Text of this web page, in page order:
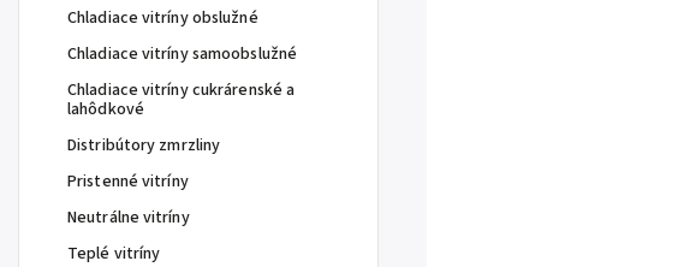
Chladiace vitríny obslužné
Chladiace vitríny samoobslužné
Chladiace vitríny cukrárenské a
lahôdkové
Distribútory zmrzliny
Pristenné vitríny
Neutrálne vitríny
Teplé vitríny